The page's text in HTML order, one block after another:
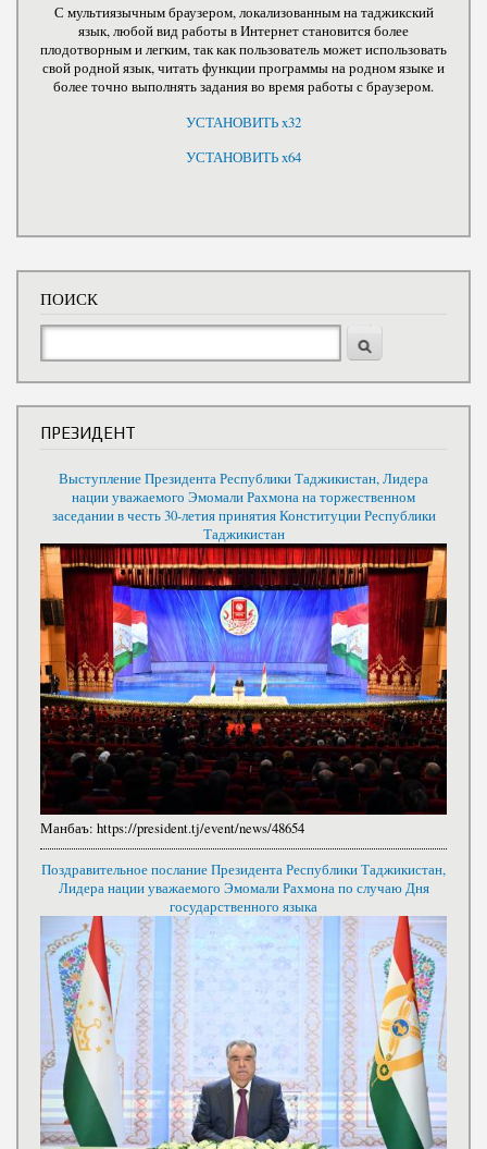
С мультиязычным браузером, локализованным на таджикский
язык, любой вид работы в Интернет становится более
плодотворным и легким, так как пользователь может использовать
свой родной язык, читать функции программы на родном языке и
более точно выполнять задания во время работы с браузером.
УСТАНОВИТЬ x32
УСТАНОВИТЬ x64
ПОИСК
ПРЕЗИДЕНТ
Выступление Президента Республики Таджикистан, Лидера
нации уважаемого Эмомали Рахмона на торжественном
заседании в честь 30-летия принятия Конституции Республики
Таджикистан
Манбаъ: https://president.tj/event/news/48654
Поздравительное послание Президента Республики Таджикистан,
Лидера нации уважаемого Эмомали Рахмона по случаю Дня
государственного языка